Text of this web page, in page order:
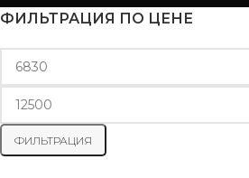
ФИЛЬТРАЦИЯ ПО ЦЕНЕ
ФИЛЬТРАЦИЯ